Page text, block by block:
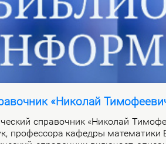
«Николай
спра­воч­ник «Ни­ко­лай
про­фес­со­ра ка­фед­ры ма­те­ма­ти­ки